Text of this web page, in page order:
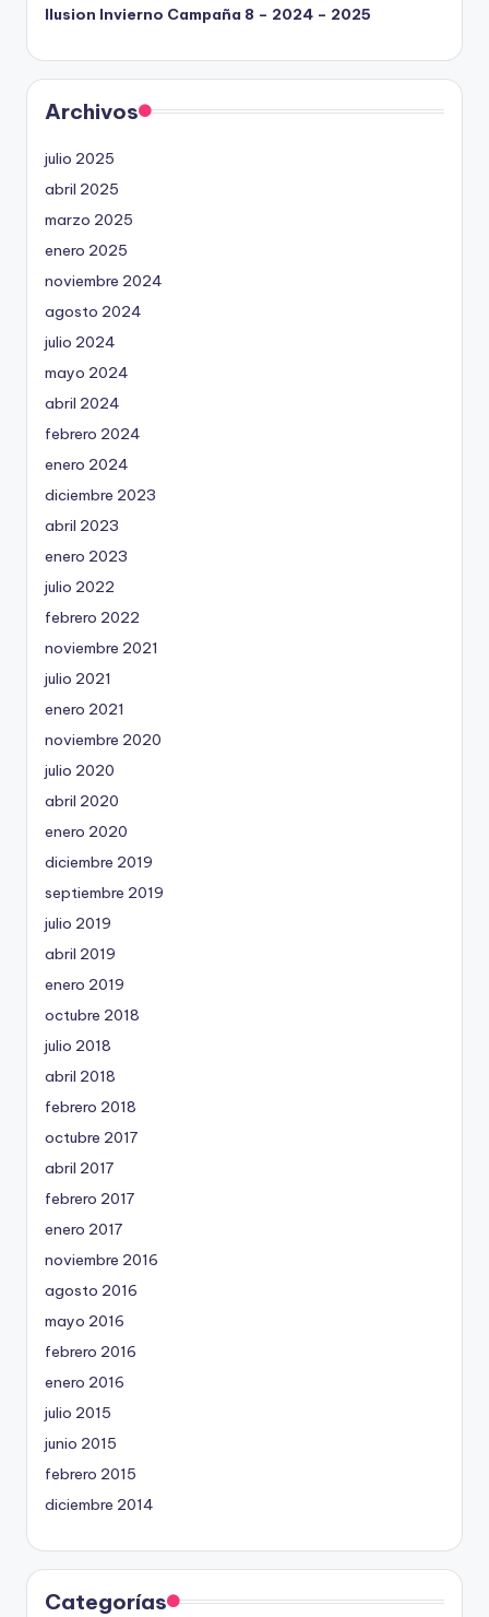
Ilusion Invierno Campaña 8 – 2024 – 2025
Archivos
julio 2025
abril 2025
marzo 2025
enero 2025
noviembre 2024
agosto 2024
julio 2024
mayo 2024
abril 2024
febrero 2024
enero 2024
diciembre 2023
abril 2023
enero 2023
julio 2022
febrero 2022
noviembre 2021
julio 2021
enero 2021
noviembre 2020
julio 2020
abril 2020
enero 2020
diciembre 2019
septiembre 2019
julio 2019
abril 2019
enero 2019
octubre 2018
julio 2018
abril 2018
febrero 2018
octubre 2017
abril 2017
febrero 2017
enero 2017
noviembre 2016
agosto 2016
mayo 2016
febrero 2016
enero 2016
julio 2015
junio 2015
febrero 2015
diciembre 2014
Categorías